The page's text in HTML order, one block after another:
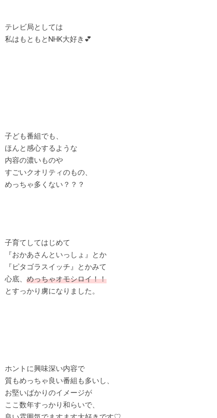
テレビ局としては
私はもともとNHK大好き💕
子ども番組でも、
ほんと感心するような
内容の濃いものや
すごいクオリティのもの、
めっちゃ多くない？？？
子育てしてはじめて
『おかあさんといっしょ』とか
『ピタゴラスイッチ』とかみて
心底、 めっちゃオモシロイ！！
とすっかり虜になりました。
ホントに興味深い内容で
質もめっちゃ良い番組も多いし、
お堅いばかりのイメージが
ここ数年すっかり和らいで、